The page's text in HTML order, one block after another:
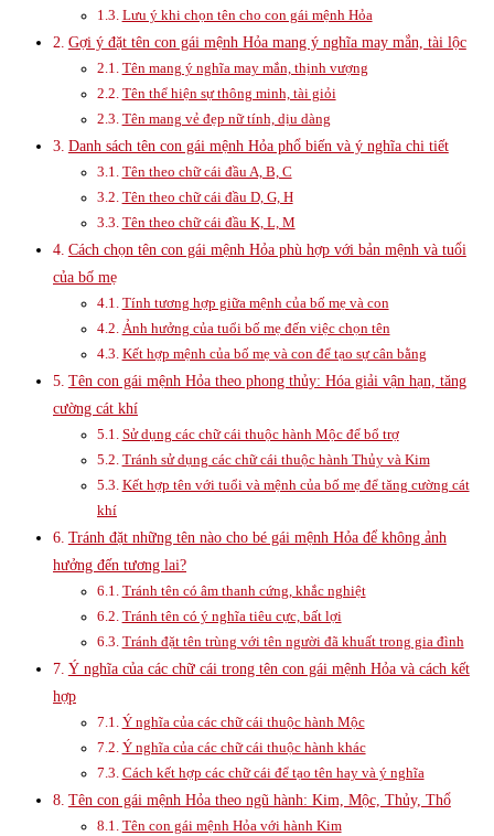
Lưu ý khi chọn tên cho con gái mệnh Hỏa
Gợi ý đặt tên con gái mệnh Hỏa mang ý nghĩa may mắn, tài lộc
Tên mang ý nghĩa may mắn, thịnh vượng
Tên thể hiện sự thông minh, tài giỏi
Tên mang vẻ đẹp nữ tính, dịu dàng
Danh sách tên con gái mệnh Hỏa phổ biến và ý nghĩa chi tiết
Tên theo chữ cái đầu A, B, C
Tên theo chữ cái đầu D, G, H
Tên theo chữ cái đầu K, L, M
Cách chọn tên con gái mệnh Hỏa phù hợp với bản mệnh và tuổi
của bố mẹ
Tính tương hợp giữa mệnh của bố mẹ và con
Ảnh hưởng của tuổi bố mẹ đến việc chọn tên
Kết hợp mệnh của bố mẹ và con để tạo sự cân bằng
Tên con gái mệnh Hỏa theo phong thủy: Hóa giải vận hạn, tăng
cường cát khí
Sử dụng các chữ cái thuộc hành Mộc để bổ trợ
Tránh sử dụng các chữ cái thuộc hành Thủy và Kim
Kết hợp tên với tuổi và mệnh của bố mẹ để tăng cường cát
khí
Tránh đặt những tên nào cho bé gái mệnh Hỏa để không ảnh
hưởng đến tương lai?
Tránh tên có âm thanh cứng, khắc nghiệt
Tránh tên có ý nghĩa tiêu cực, bất lợi
Tránh đặt tên trùng với tên người đã khuất trong gia đình
Ý nghĩa của các chữ cái trong tên con gái mệnh Hỏa và cách kết
hợp
Ý nghĩa của các chữ cái thuộc hành Mộc
Ý nghĩa của các chữ cái thuộc hành khác
Cách kết hợp các chữ cái để tạo tên hay và ý nghĩa
Tên con gái mệnh Hỏa theo ngũ hành: Kim, Mộc, Thủy, Thổ
Tên con gái mệnh Hỏa với hành Kim